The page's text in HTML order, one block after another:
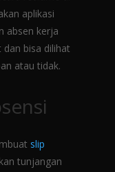
aplikasi
absen kerja
bisa dilihat
atau tidak.
slip
tunjangan